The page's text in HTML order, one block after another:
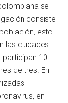
se
consiste
esto
las ciudades
10
de tres. En
en